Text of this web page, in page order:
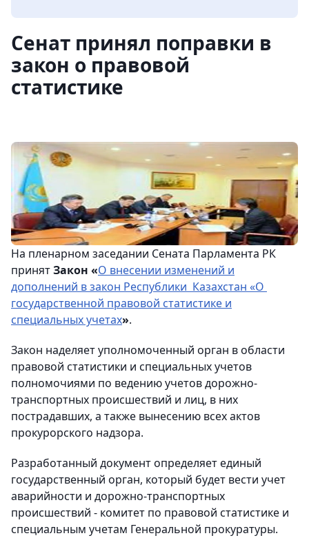
Сенат принял поправки в
закон о правовой
статистике
На пленарном заседании Сената Парламента РК
принятЗакон «О внесении изменений и
дополнений в закон Республики Казахстан «О
государственной правовой статистике и
специальных учетах».
Закон наделяет уполномоченный орган в области
правовой статистики и специальных учетов
полномочиями по ведению учетов дорожно-
транспортных происшествий и лиц, в них
пострадавших, а также вынесению всех актов
прокурорского надзора.
Разработанный документ определяет единый
государственный орган, который будет вести учет
аварийности и дорожно-транспортных
происшествий - комитет по правовой статистике и
специальным учетам Генеральной прокуратуры.